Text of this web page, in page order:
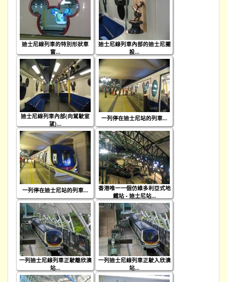
迪士尼線列車的特別形狀車
窗...
迪士尼線列車內部的迪士尼擺
設...
迪士尼線列車內部(向駕駛室
望)...
一列停在迪士尼站的列車...
一列停在迪士尼站的列車...
香港唯一一個仿維多利亞式地
鐵站 - 迪士尼站...
一列迪士尼線列車正駛離欣澳
站...
一列迪士尼線列車正駛入欣澳
站...